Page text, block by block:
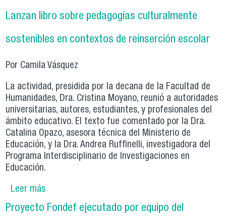
Lanzan libro sobre pedagogías culturalmente
sostenibles en contextos de reinserción escolar
Por Camila Vásquez
La actividad, presidida por la decana de la Facultad de
Humanidades, Dra. Cristina Moyano, reunió a autoridades
universitarias, autores, estudiantes, y profesionales del
ámbito educativo. El texto fue comentado por la Dra.
Catalina Opazo, asesora técnica del Ministerio de
Educación, y la Dra. Andrea Ruffinelli, investigadora del
Programa Interdisciplinario de Investigaciones en
Educación.
Leer mássobre Lanzan libro sobre pedagogías
culturalmente sostenibles en contextos de
reinserción escolar
Proyecto Fondef ejecutado por equipo del